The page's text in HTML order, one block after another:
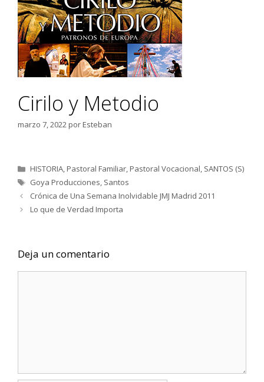
Cirilo y Metodio
marzo 7, 2022porEsteban
Categorías
HISTORIA,Pastoral Familiar,Pastoral Vocacional, SANTOS (S)
Etiquetas
Goya Producciones, Santos
Crónica de Una Semana Inolvidable JMJ Madrid 2011
Lo que de Verdad Importa
Deja un comentario